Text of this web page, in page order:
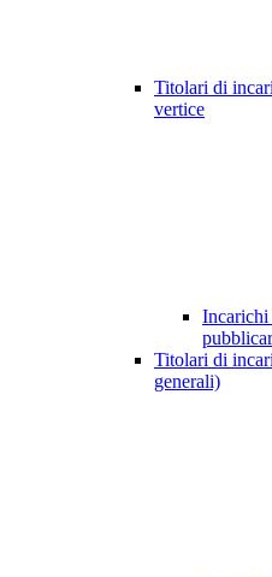
Titolari di
vertice
Incarichi
Titolari di
generali)